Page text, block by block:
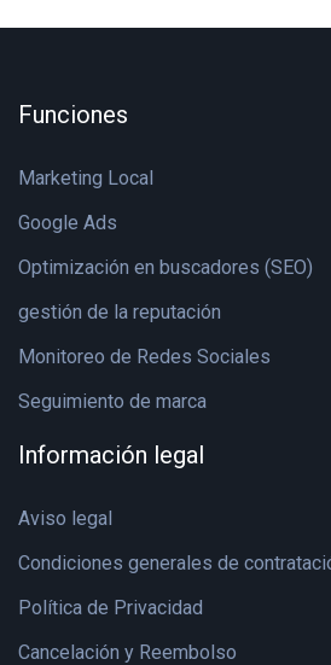
Funciones
Marketing Local
Google Ads
Optimización en buscadores (SEO)
gestión de la reputación
Monitoreo de Redes Sociales
Seguimiento de marca
Información legal
Aviso legal
Condiciones generales de
Política de Privacidad
Cancelación y Reembolso